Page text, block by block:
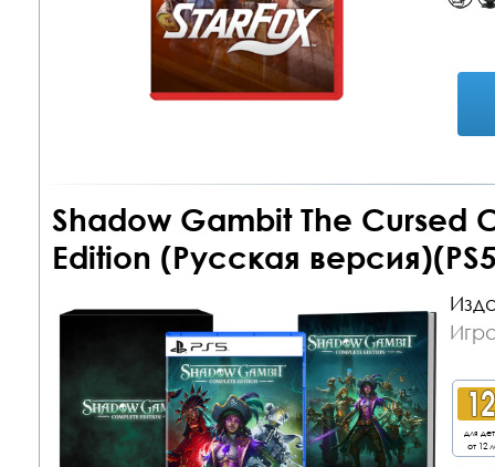
Shadow Gambit The Cursed
Edition (Русская
для
от 12